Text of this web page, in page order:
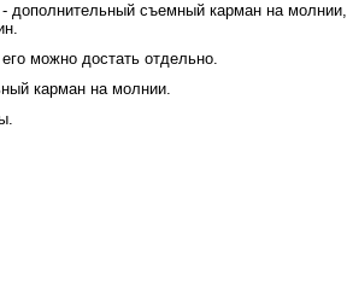
дополнительный съемный карман на молнии,
можно достать отдельно.
карман на молнии.